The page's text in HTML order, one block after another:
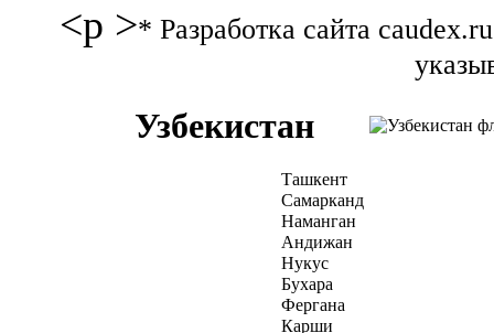
<p >* Разработка сайта
Узбекистан
Ташкент
Самарканд
Наманган
Андижан
Нукус
Бухара
Фергана
Карши